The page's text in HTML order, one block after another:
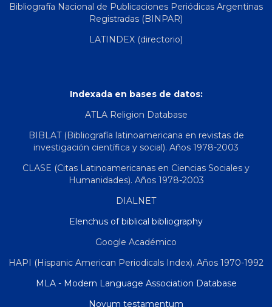
Bibliografía Nacional de Publicaciones Periódicas Argentinas
Registradas (BINPAR)
LATINDEX (directorio)
Indexada en bases de datos:
ATLA Religion Database
BIBLAT (Bibliografía latinoamericana en revistas de
investigación científica y social). Años 1978-2003
CLASE (Citas Latinoamericanas en Ciencias Sociales y
Humanidades). Años 1978-2003
DIALNET
Elenchus of biblical bibliography
Google Académico
HAPI (Hispanic American Periodicals Index). Años 1970-1992
MLA - Modern Language Association Database
Novum testamentum